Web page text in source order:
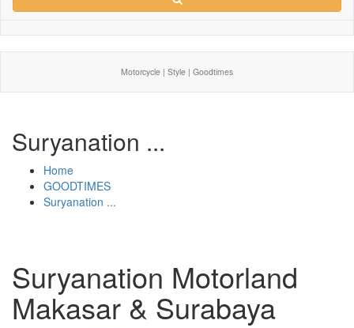
Motorcycle | Style | Goodtimes
Suryanation ...
Home
GOODTIMES
Suryanation ...
Suryanation Motorland
Makasar & Surabaya